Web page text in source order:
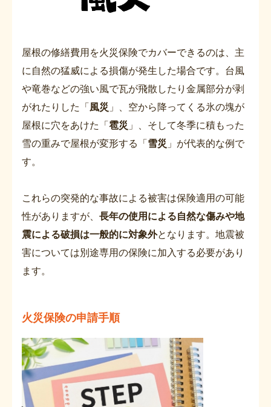
屋根の修繕費用を火災保険でカバーできるのは、主
に自然の猛威による損傷が発生した場合です。台風
や竜巻などの強い風で瓦が飛散したり金属部分が剥
がれたりした「風災 」、空から降ってくる氷の塊が
屋根に穴をあけた「雹災 」、そして冬季に積もった
雪の重みで屋根が変形する「雪災 」が代表的な例で
す。
これらの突発的な事故による被害は保険適用の可能
性がありますが、 長年の使用による自然な傷みや地
震による破損は一般的に対象外となります。地震被
害については別途専用の保険に加入する必要があり
ます。
火災保険の申請手順